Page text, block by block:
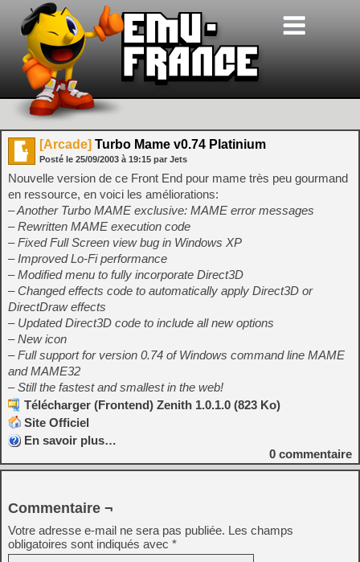
[Arcade] Turbo Mame v0.74 Platinium
Posté le 25/09/2003 à 19:15 par Jets
Nouvelle version de ce Front End pour mame très peu gourmand
en ressource, en voici les améliorations:
– Another Turbo MAME exclusive: MAME error messages
– Rewritten MAME execution code
– Fixed Full Screen view bug in Windows XP
– Improved Lo-Fi performance
– Modified menu to fully incorporate Direct3D
– Changed effects code to automatically apply Direct3D or
DirectDraw effects
– Updated Direct3D code to include all new options
– New icon
– Full support for version 0.74 of Windows command line MAME
and MAME32
– Still the fastest and smallest in the web!
Télécharger (Frontend) Zenith 1.0.1.0 (823 Ko)
Site Officiel
En savoir plus…
0 commentaire
Commentaire ¬
Votre adresse e-mail ne sera pas publiée. Les champs
obligatoires sont indiqués avec *